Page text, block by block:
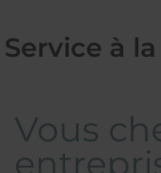
Service à
Vous